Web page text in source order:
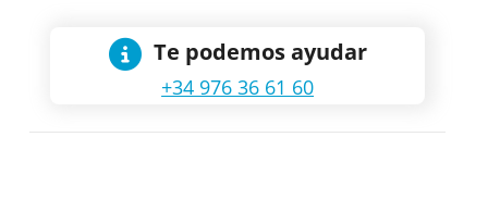
Te podemos ayudar
+34 976 36 61 60